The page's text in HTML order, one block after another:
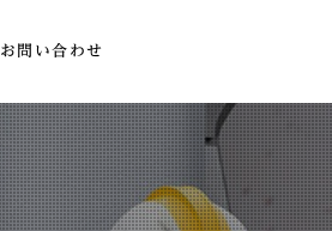
お問い合わせ